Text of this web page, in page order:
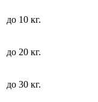
до 10 кг.
до 20 кг.
до 30 кг.